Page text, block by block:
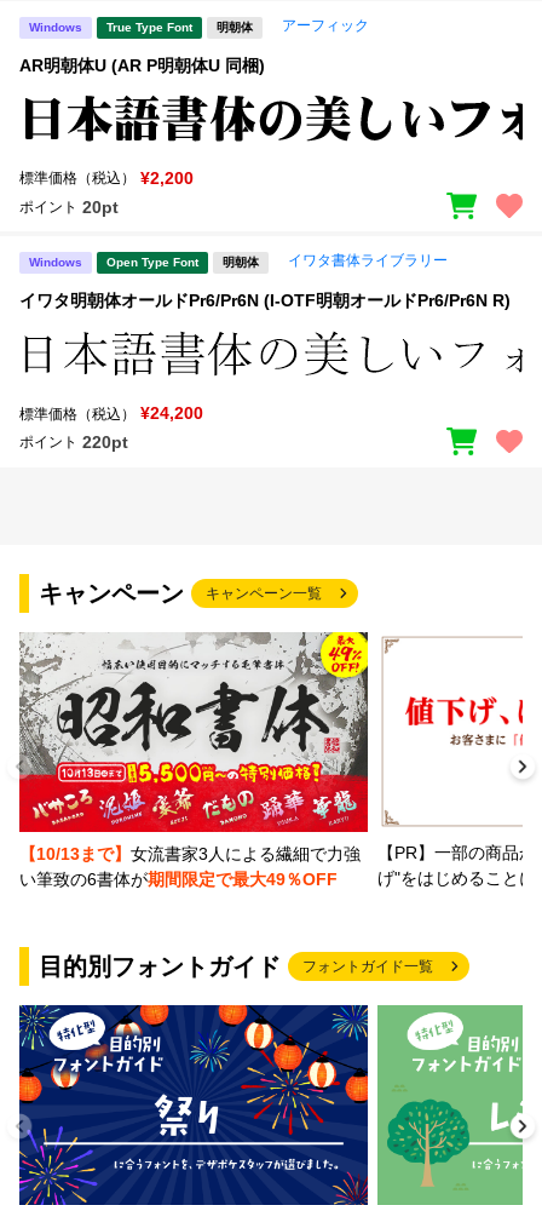
Windows True Type Font 明朝体 アーフィック
AR明朝体U (AR P明朝体U 同梱)
標準価格（税込） ¥2,200
ポイント 20pt
Windows Open Type Font 明朝体 イワタ書体ライブラリー
イワタ明朝体オールドPr6/Pr6N (I-OTF明朝オールドPr6/Pr6N R)
標準価格（税込） ¥24,200
ポイント 220pt
キャンペーン キャンペーン一覧
【10/13まで】 女流書家3人による繊細で力強
い筆致の6書体が期間限定で最大49％OFF
【PR】一部の商品
げ"をはじめること
目的別フォントガイド フォントガイド一覧